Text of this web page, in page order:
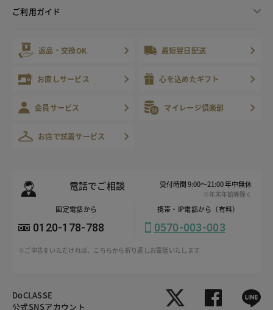
ご利用ガイド
返品・交換OK 最短翌日配送
お直しサービス 心を込めたギフト
会員サービス マイレージ倶楽部
お店で試着サービス
電話でご相談 受付時間 9:00～21:00 年中無休
※年末年始等除く
固定電話から
0120-178-788
携帯・IP電話から（有料）
0570-003-003
※ご申告をいただければ、こちらから折り返しお電話いたします
DoCLASSE
公式SNSアカウント